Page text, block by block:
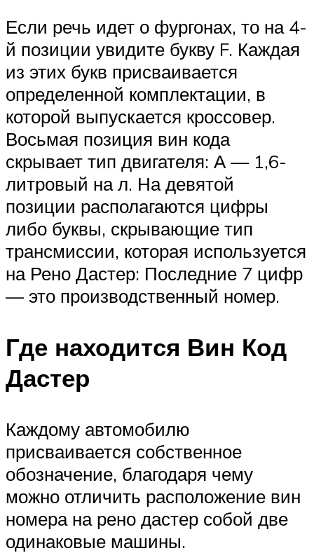
Если речь идет о фургонах, то на 4-
й позиции увидите букву F. Каждая
из этих букв присваивается
определенной комплектации, в
которой выпускается кроссовер.
Восьмая позиция вин кода
скрывает тип двигателя: А — 1,6-
литровый на л. На девятой
позиции располагаются цифры
либо буквы, скрывающие тип
трансмиссии, которая используется
на Рено Дастер: Последние 7 цифр
— это производственный номер.
Где находится Вин Код
Дастер
Каждому автомобилю
присваивается собственное
обозначение, благодаря чему
можно отличить расположение вин
номера на рено дастер собой две
одинаковые машины.